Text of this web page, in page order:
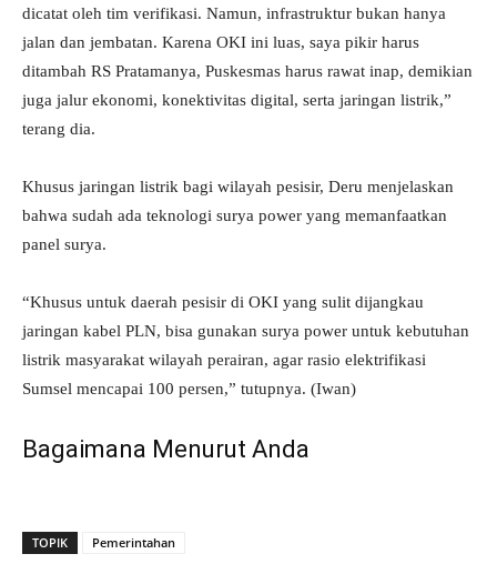
dicatat oleh tim verifikasi. Namun, infrastruktur bukan hanya
jalan dan jembatan. Karena OKI ini luas, saya pikir harus
ditambah RS Pratamanya, Puskesmas harus rawat inap, demikian
juga jalur ekonomi, konektivitas digital, serta jaringan listrik,”
terang dia.
Khusus jaringan listrik bagi wilayah pesisir, Deru menjelaskan
bahwa sudah ada teknologi surya power yang memanfaatkan
panel surya.
“Khusus untuk daerah pesisir di OKI yang sulit dijangkau
jaringan kabel PLN, bisa gunakan surya power untuk kebutuhan
listrik masyarakat wilayah perairan, agar rasio elektrifikasi
Sumsel mencapai 100 persen,” tutupnya. (Iwan)
Bagaimana Menurut Anda
TOPIK Pemerintahan